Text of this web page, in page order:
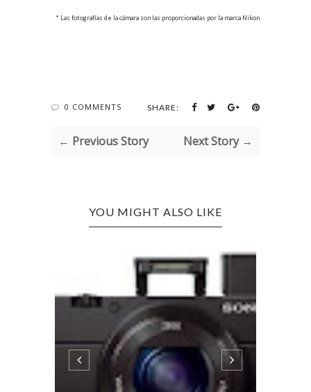
* Las fotografías de la cámara son las proporcionadas por la marca Nikon
0 COMMENTS SHARE:
← Previous Story Next Story →
YOU MIGHT ALSO LIKE